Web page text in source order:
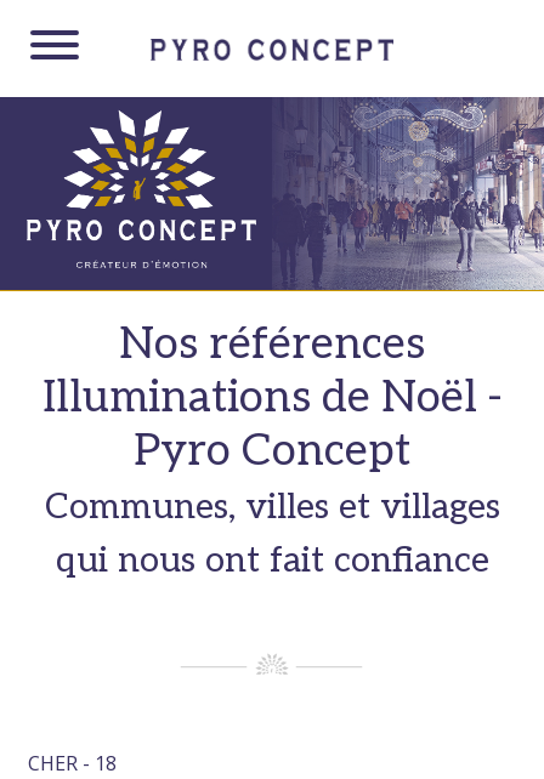
Nos références
Illuminations de Noël -
Pyro Concept
Communes, villes et villages
qui nous ont fait confiance
CHER - 18